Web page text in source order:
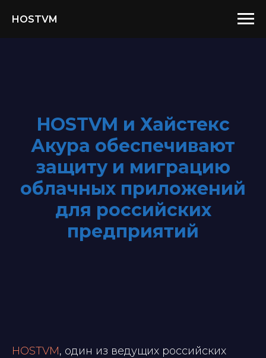
HOSTVM
HOSTVM и Хайстекс
Акура обеспечивают
защиту и миграцию
облачных приложений
для российских
предприятий
HOSTVM, один из ведущих российских